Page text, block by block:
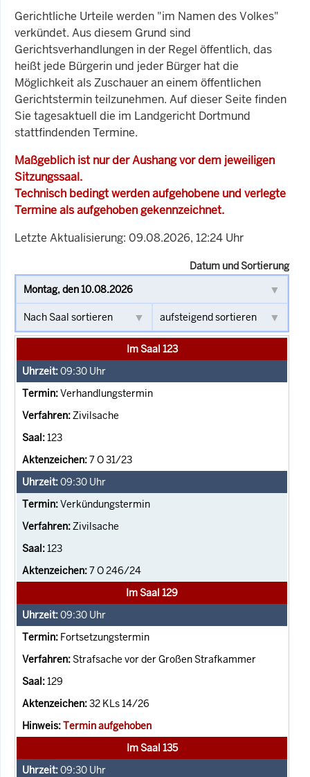
Gerichtliche Urteile werden "im Namen des Volkes"
verkündet. Aus diesem Grund sind
Gerichtsverhandlungen in der Regel öffentlich, das
heißt jede Bürgerin und jeder Bürger hat die
Möglichkeit als Zuschauer an einem öffentlichen
Gerichtstermin teilzunehmen. Auf dieser Seite finden
Sie tagesaktuell die im Landgericht Dortmund
stattfindenden Termine.
Maßgeblich ist nur der Aushang vor dem jeweiligen
Sitzungssaal.
Technisch bedingt werden aufgehobene und verlegte
Termine als aufgehoben gekennzeichnet.
Letzte Aktualisierung: 09.08.2026, 12:24 Uhr
Datum und Sortierung
Im Saal 123
09:30 Uhr
Verhandlungstermin
Zivilsache
123
7 O 31/23
09:30 Uhr
Verkündungstermin
Zivilsache
123
7 O 246/24
Im Saal 129
09:30 Uhr
Fortsetzungstermin
Strafsache vor der Großen Strafkammer
129
32 KLs 14/26
Termin aufgehoben
Im Saal 135
09:30 Uhr